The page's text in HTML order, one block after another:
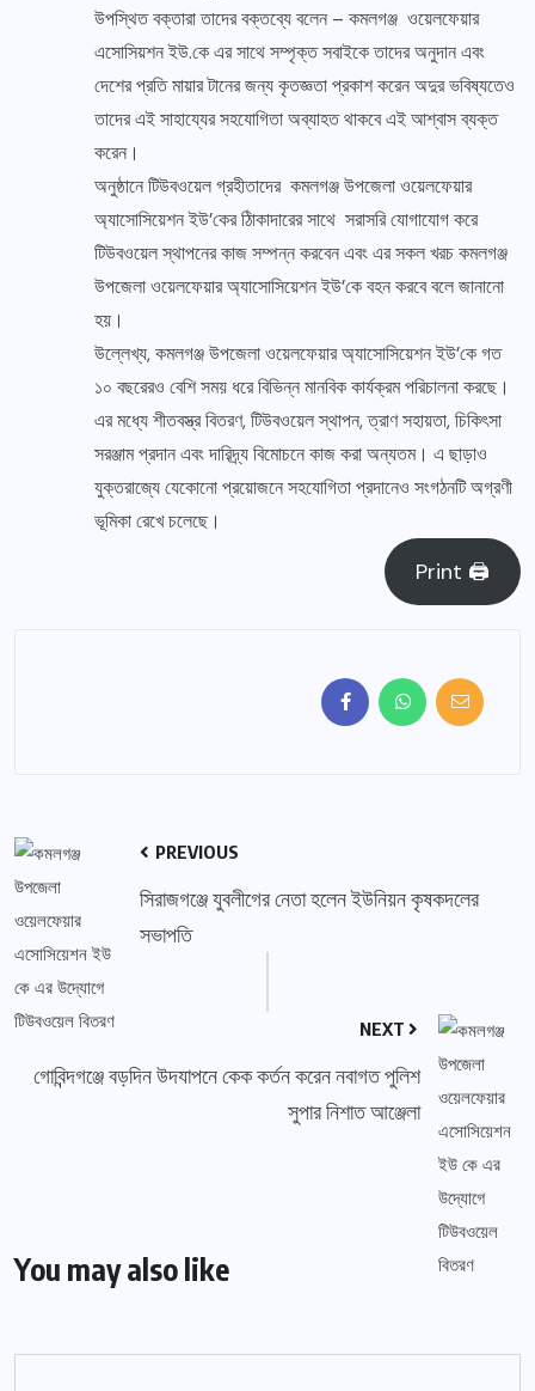
উপস্থিত বক্তারা তাদের বক্তব্যে বলেন – কমলগঞ্জ ওয়েলফেয়ার
এসোসিয়শন ইউ.কে এর সাথে সম্পৃক্ত সবাইকে তাদের অনুদান এবং
দেশের প্রতি মায়ার টানের জন্য কৃতজ্ঞতা প্রকাশ করেন অদুর ভবিষ্যতেও
তাদের এই সাহায্যের সহযোগিতা অব্যাহত থাকবে এই আশ্বাস ব্যক্ত
করেন।
অনুষ্ঠানে টিউবওয়েল গ্রহীতাদের কমলগঞ্জ উপজেলা ওয়েলফেয়ার
অ্যাসোসিয়েশন ইউ’কের ঠিাকাদারের সাথে সরাসরি যোগাযোগ করে
টিউবওয়েল স্থাপনের কাজ সম্পন্ন করবেন এবং এর সকল খরচ কমলগঞ্জ
উপজেলা ওয়েলফেয়ার অ্যাসোসিয়েশন ইউ’কে বহন করবে বলে জানানো
হয়।
উল্লেখ্য, কমলগঞ্জ উপজেলা ওয়েলফেয়ার অ্যাসোসিয়েশন ইউ’কে গত
১০ বছরেরও বেশি সময় ধরে বিভিন্ন মানবিক কার্যক্রম পরিচালনা করছে।
এর মধ্যে শীতবস্ত্র বিতরণ, টিউবওয়েল স্থাপন, ত্রাণ সহায়তা, চিকিৎসা
সরঞ্জাম প্রদান এবং দারিদ্র্য বিমোচনে কাজ করা অন্যতম। এ ছাড়াও
যুক্তরাজ্যে যেকোনো প্রয়োজনে সহযোগিতা প্রদানেও সংগঠনটি অগ্রণী
ভূমিকা রেখে চলেছে।
Print 🖨
PREVIOUS
সিরাজগঞ্জে যুবলীগের নেতা হলেন ইউনিয়ন কৃষকদলের
সভাপতি
NEXT
গোবিন্দগঞ্জে বড়দিন উদযাপনে কেক কর্তন করেন নবাগত পুলিশ
সুপার নিশাত আঞ্জেলা
You may also like